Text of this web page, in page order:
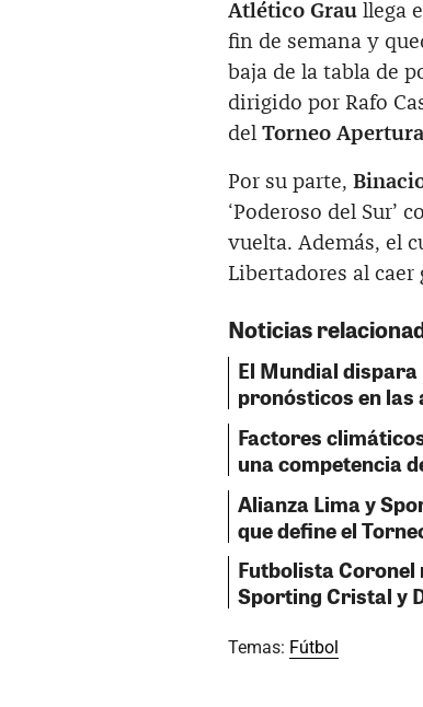
Atlético Grau llega
fin de semana y
baja de la tabla de
dirigido por Rafo
del Torneo Apertura
Por su parte,
‘Poderoso del Sur’
vuelta. Además, el
Libertadores al caer
Noticias
El Mundial
pronósticos en
Factores
una competencia
Alianza Lima y
que define el
Futbolista
Sporting Cristal y
Temas: Fútbol